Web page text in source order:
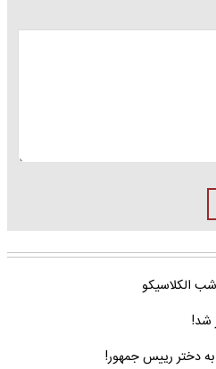
الکلاسیکو
شد!
دختر رییس جمهور!